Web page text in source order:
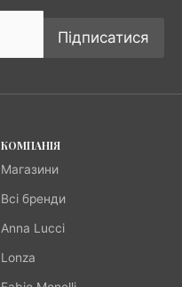
Підписатися
КОМПАНІЯ
Магазини
Всі бренди
Anna Lucci
Lonza